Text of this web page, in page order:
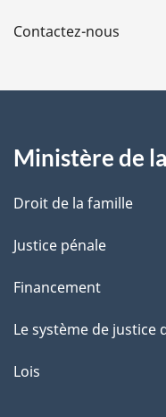
a
e
Contactez-nous
Ministère de
Droit de la famille
Justice pénale
Financement
Le système de justice
Lois